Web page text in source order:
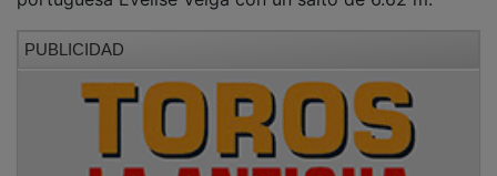
PUBLICIDAD